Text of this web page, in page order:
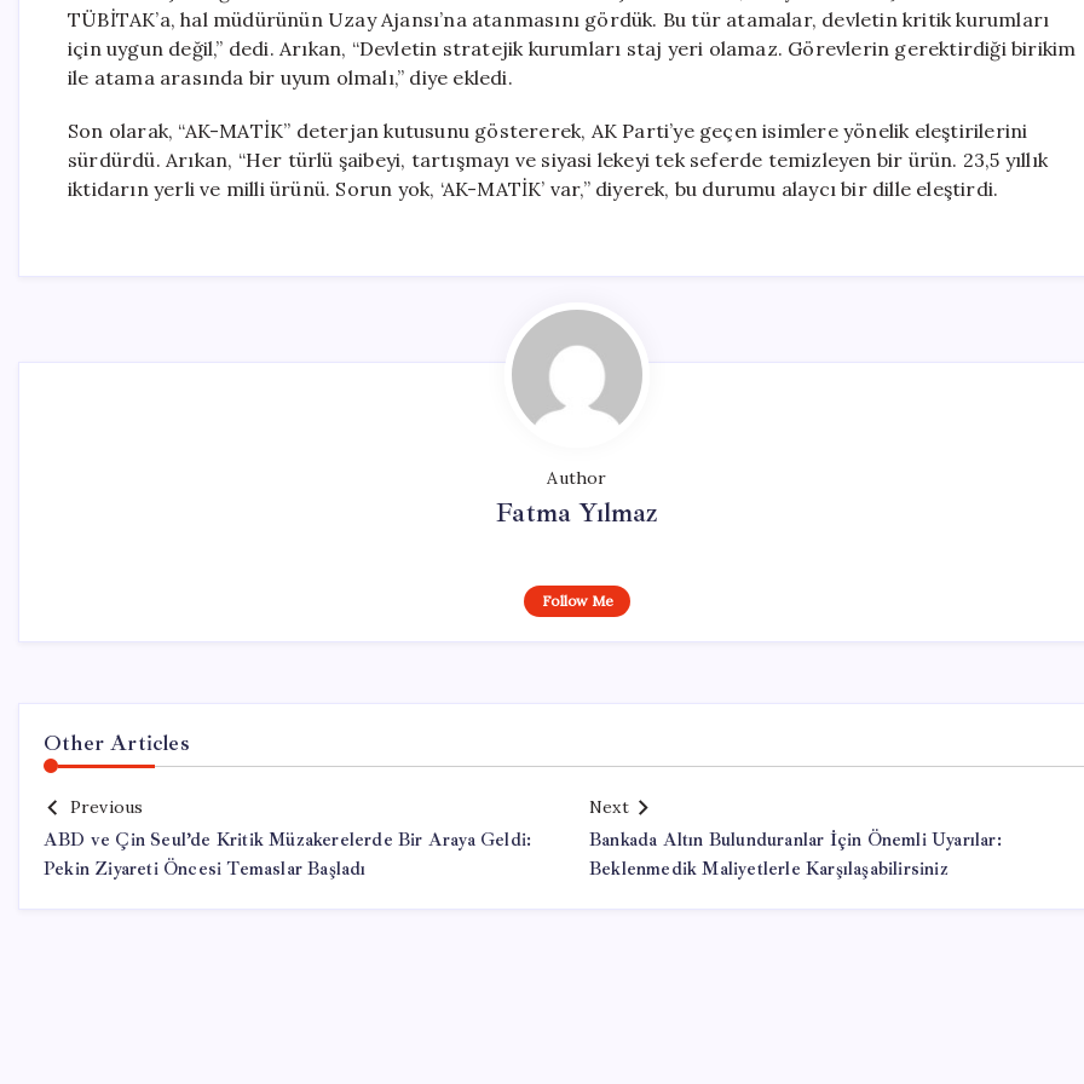
TÜBİTAK’a, hal müdürünün Uzay Ajansı’na atanmasını gördük. Bu tür atamalar, devletin kritik kurumları
için uygun değil,” dedi. Arıkan, “Devletin stratejik kurumları staj yeri olamaz. Görevlerin gerektirdiği birikim
ile atama arasında bir uyum olmalı,” diye ekledi.
Son olarak, “AK-MATİK” deterjan kutusunu göstererek, AK Parti’ye geçen isimlere yönelik eleştirilerini
sürdürdü. Arıkan, “Her türlü şaibeyi, tartışmayı ve siyasi lekeyi tek seferde temizleyen bir ürün. 23,5 yıllık
iktidarın yerli ve milli ürünü. Sorun yok, ‘AK-MATİK’ var,” diyerek, bu durumu alaycı bir dille eleştirdi.
Author
Fatma Yılmaz
Follow Me
Other Articles
Previous
ABD ve Çin Seul’de Kritik Müzakerelerde Bir Araya Geldi:
Pekin Ziyareti Öncesi Temaslar Başladı
Next
Bankada Altın Bulunduranlar İçin Önemli Uyarılar:
Beklenmedik Maliyetlerle Karşılaşabilirsiniz